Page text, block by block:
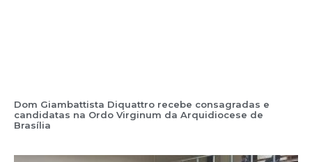
Dom Giambattista Diquattro recebe consagradas e
candidatas na Ordo Virginum da Arquidiocese de
Brasília